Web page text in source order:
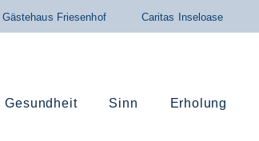
Gästehaus Friesenhof Caritas Inseloase
Gesundheit Sinn Erholung